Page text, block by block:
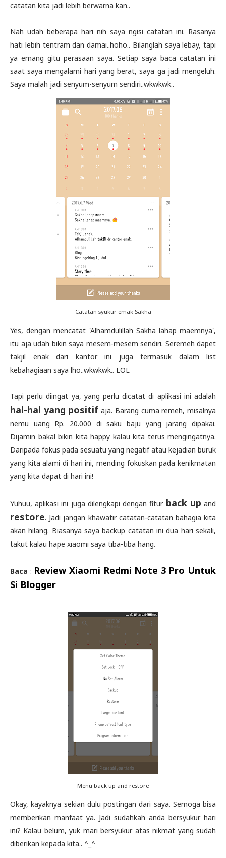
catatan kita jadi lebih berwarna kan..
Nah udah beberapa hari nih saya ngisi catatan ini. Rasanya
hati lebih tentram dan damai..hoho.. Bilanglah saya lebay, tapi
ya emang gitu perasaan saya. Setiap saya baca catatan ini
saat saya mengalami hari yang berat, saya ga jadi mengeluh.
Saya malah jadi senyum-senyum sendiri..wkwkwk..
Catatan syukur emak Sakha
Yes, dengan mencatat 'Alhamdulillah Sakha lahap maemnya',
itu aja udah bikin saya mesem-mesem sendiri. Seremeh dapet
takjil enak dari kantor ini juga termasuk dalam list
kebahagiaan saya lho..wkwkwk.. LOL
Tapi perlu diingat ya, yang perlu dicatat di aplikasi ini adalah
hal-hal yang positif aja. Barang cuma remeh, misalnya
nemu uang Rp. 20.000 di saku baju yang jarang dipakai.
Dijamin bakal bikin kita happy kalau kita terus mengingatnya.
Daripada fokus pada sesuatu yang negatif atau kejadian buruk
yang kita alami di hari ini, mending fokuskan pada kenikmatan
yang kita dapat di hari ini!
Yuhuu, aplikasi ini juga dilengkapi dengan fitur back up and
restore. Jadi jangan khawatir catatan-catatan bahagia kita
akan hilang. Biasanya saya backup catatan ini dua hari sekali,
takut kalau hape xiaomi saya tiba-tiba hang.
Baca : Review Xiaomi Redmi Note 3 Pro Untuk
Si Blogger
Menu back up and restore
Okay, kayaknya sekian dulu postingan dari saya. Semoga bisa
memberikan manfaat ya. Jadi sudahkah anda bersyukur hari
ini? Kalau belum, yuk mari bersyukur atas nikmat yang sudah
diberikan kepada kita.. ^_^